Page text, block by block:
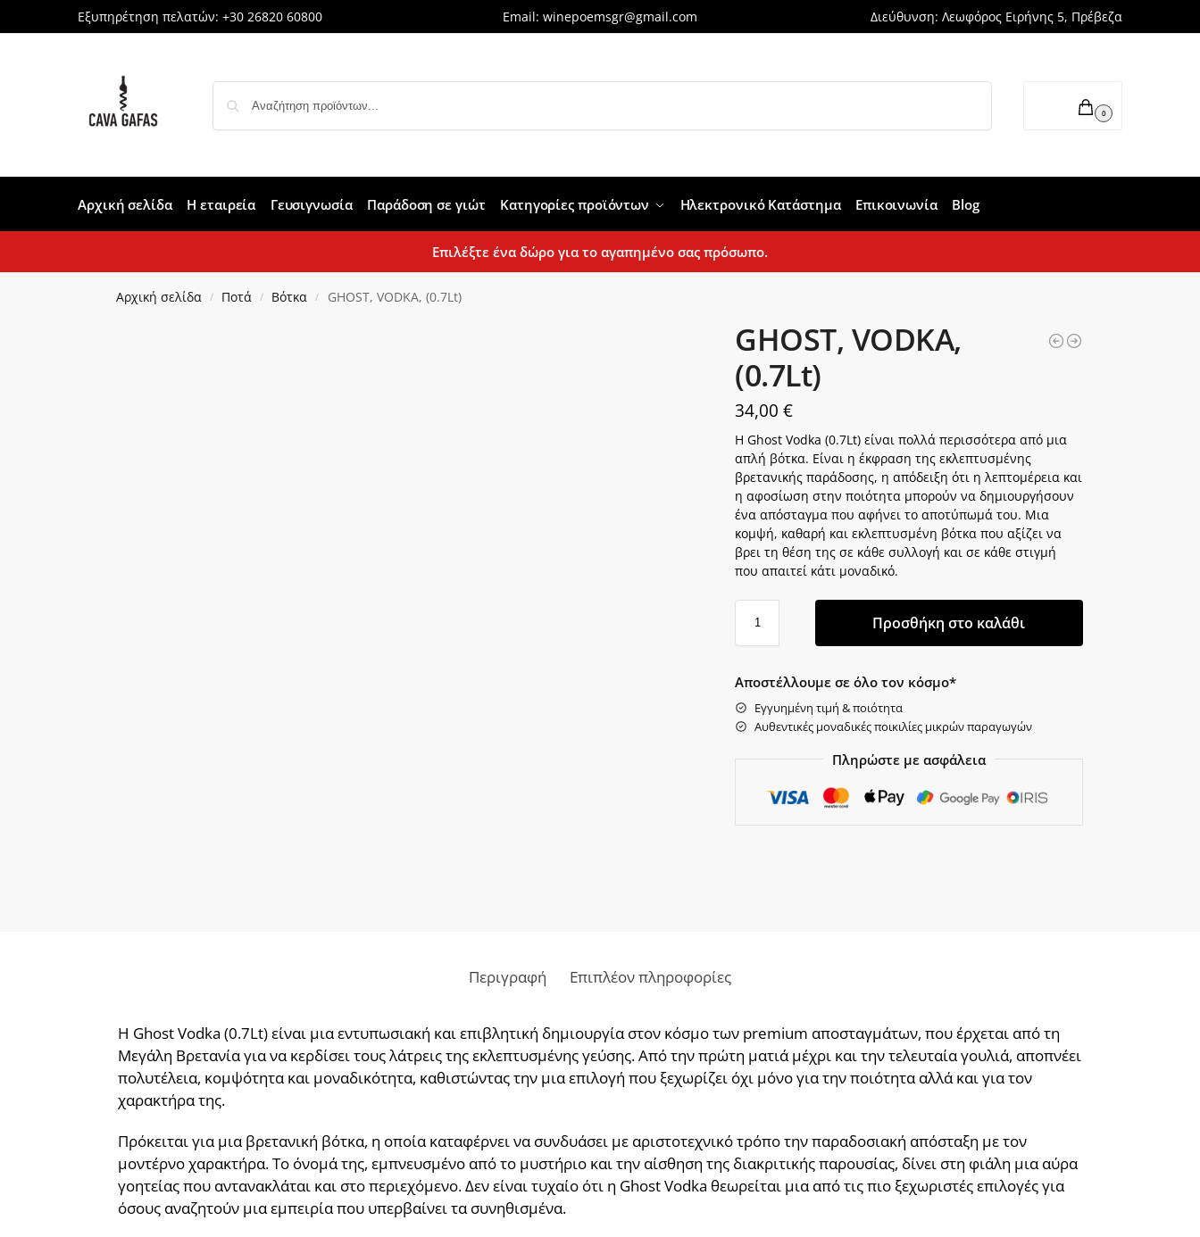
Εξυπηρέτηση πελατών: +30 26820 60800 Email: winepoemsgr@gmail.com Διεύθυνση: Λεωφόρος Ειρήνης 5, Πρέβεζα
0
Αρχική σελίδα Η εταιρεία Γευσιγνωσία Παράδοση σε γιώτ Κατηγορίες προϊόντων Ηλεκτρονικό Κατάστημα Επικοινωνία Blog
Επιλέξτε ένα δώρο για το αγαπημένο σας πρόσωπο.
Αρχική σελίδα / Ποτά / Βότκα / GHOST, VODKA, (0.7Lt)
GHOST, VODKA,
(0.7Lt)
34,00€
Η Ghost Vodka (0.7Lt) είναι πολλά περισσότερα από μια
απλή βότκα. Είναι η έκφραση της εκλεπτυσμένης
βρετανικής παράδοσης, η απόδειξη ότι η λεπτομέρεια και
η αφοσίωση στην ποιότητα μπορούν να δημιουργήσουν
ένα απόσταγμα που αφήνει το αποτύπωμά του. Μια
κομψή, καθαρή και εκλεπτυσμένη βότκα που αξίζει να
βρει τη θέση της σε κάθε συλλογή και σε κάθε στιγμή
που απαιτεί κάτι μοναδικό.
Προσθήκη στο καλάθι
Αποστέλλουμε σε όλο τον κόσμο*
Εγγυημένη τιμή & ποιότητα
Αυθεντικές μοναδικές ποικιλίες μικρών παραγωγών
Πληρώστε με ασφάλεια
Περιγραφή Επιπλέον πληροφορίες
Η Ghost Vodka (0.7Lt) είναι μια εντυπωσιακή και επιβλητική δημιουργία στον κόσμο των premium αποσταγμάτων, που έρχεται από τη
Μεγάλη Βρετανία για να κερδίσει τους λάτρεις της εκλεπτυσμένης γεύσης. Από την πρώτη ματιά μέχρι και την τελευταία γουλιά, αποπνέει
πολυτέλεια, κομψότητα και μοναδικότητα, καθιστώντας την μια επιλογή που ξεχωρίζει όχι μόνο για την ποιότητα αλλά και για τον
χαρακτήρα της.
Πρόκειται για μια βρετανική βότκα, η οποία καταφέρνει να συνδυάσει με αριστοτεχνικό τρόπο την παραδοσιακή απόσταξη με τον
μοντέρνο χαρακτήρα. Το όνομά της, εμπνευσμένο από το μυστήριο και την αίσθηση της διακριτικής παρουσίας, δίνει στη φιάλη μια αύρα
γοητείας που αντανακλάται και στο περιεχόμενο. Δεν είναι τυχαίο ότι η Ghost Vodka θεωρείται μια από τις πιο ξεχωριστές επιλογές για
όσους αναζητούν μια εμπειρία που υπερβαίνει τα συνηθισμένα.